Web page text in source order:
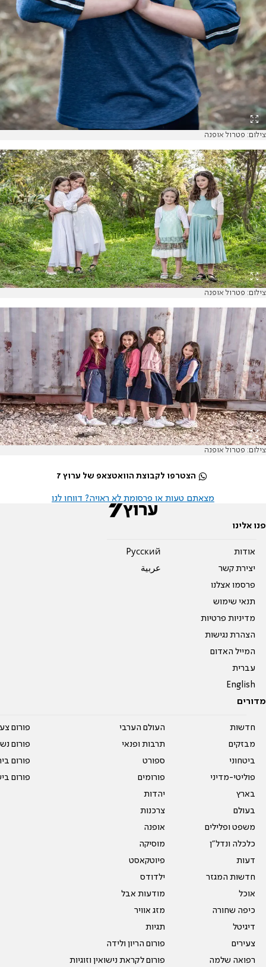
צילום: פטרול אופנה
צילום: פטרול אופנה
צילום: פטרול אופנה
הצטרפו לקבוצת הוואטצאפ של ערוץ 7
מצאתם טעות או פרסומת לא ראויה? דווחו לנו
פנו אלינו
אודות
יצירת קשר
פרסמו אצלנו
תנאי שימוש
מדיניות פרטיות
הצהרת נגישות
המייל האדום
עברית
English
Pусский
عربية
מדורים
חדשות
מבזקים
ביטחוני
פוליטי-מדיני
בארץ
בעולם
משפט ופלילים
כלכלה ונדל"ן
דעות
חדשות המגזר
אוכל
כיפה שחורה
דיגיטל
צעירים
רפואה שלמה
העולם הערבי
תרבות ופנאי
ספורט
פורומים
יהדות
צרכנות
אופנה
מוסיקה
פיוטקאסט
ילדודס
מודעות אבל
מזג אוויר
תגיות
פורום הריון ולידה
פורום לקראת נישואין וזוגיות
פורום
פורום
פורום
פורום